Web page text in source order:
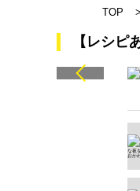
TOP
【レシピ